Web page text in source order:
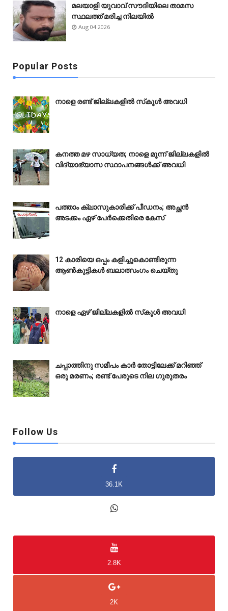
മലയാളി യുവാവ് സൗദിയിലെ താമസ
സ്ഥലത്ത് മരിച്ച നിലയിൽ
Aug 04 2026
Popular Posts
നാളെ രണ്ട് ജില്ലകളിൽ സ്‌കൂൾ അവധി
കനത്ത മഴ സാധ്യത; നാളെ മൂന്ന് ജില്ലകളിൽ
വിദ്യാഭ്യാസ സ്ഥാപനങ്ങൾക്ക് അവധി
പത്താം ക്ലാസുകാരിക്ക് പീഡനം; അച്ഛൻ
അടക്കം ഏഴ് പേർക്കെതിരെ കേസ്
12 കാരിയെ ഒപ്പം കളിച്ചുകൊണ്ടിരുന്ന
ആൺകുട്ടികൾ ബലാത്സംഗം ചെയ്‌തു
നാളെ ഏഴ് ജില്ലകളിൽ സ്‌കൂൾ അവധി
ചപ്പാത്തിനു സമീപം കാർ തോട്ടിലേക്ക് മറിഞ്ഞ്
ഒരു മരണം; രണ്ട് പേരുടെ നില ഗുരുതരം
Follow Us
36.1K
2.8K
2K